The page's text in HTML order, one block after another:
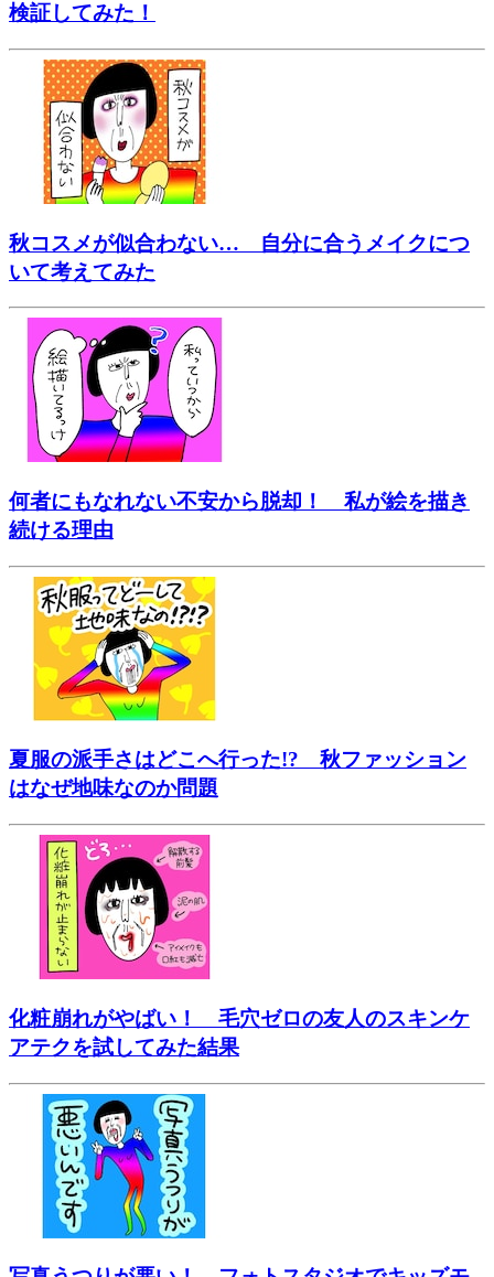
検証してみた！
秋コスメが似合わない… 自分に合うメイクにつ
いて考えてみた
何者にもなれない不安から脱却！ 私が絵を描き
続ける理由
夏服の派手さはどこへ行った!? 秋ファッション
はなぜ地味なのか問題
化粧崩れがやばい！ 毛穴ゼロの友人のスキンケ
アテクを試してみた結果